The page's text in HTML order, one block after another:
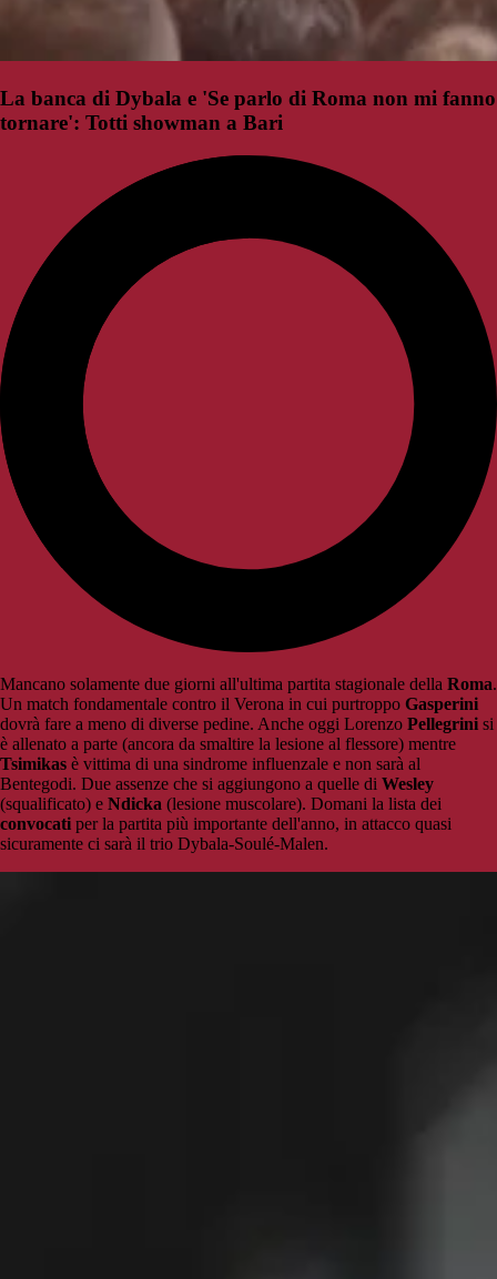
La banca di Dybala e 'Se parlo di Roma non mi fanno
tornare': Totti showman a Bari
Mancano solamente due giorni all'ultima partita stagionale della Roma.
Un match fondamentale contro il Verona in cui purtroppo Gasperini
dovrà fare a meno di diverse pedine. Anche oggi Lorenzo Pellegrini si
è allenato a parte (ancora da smaltire la lesione al flessore) mentre
Tsimikas è vittima di una sindrome influenzale e non sarà al
Bentegodi. Due assenze che si aggiungono a quelle di Wesley
(squalificato) e Ndicka (lesione muscolare). Domani la lista dei
convocati per la partita più importante dell'anno, in attacco quasi
sicuramente ci sarà il trio Dybala-Soulé-Malen.